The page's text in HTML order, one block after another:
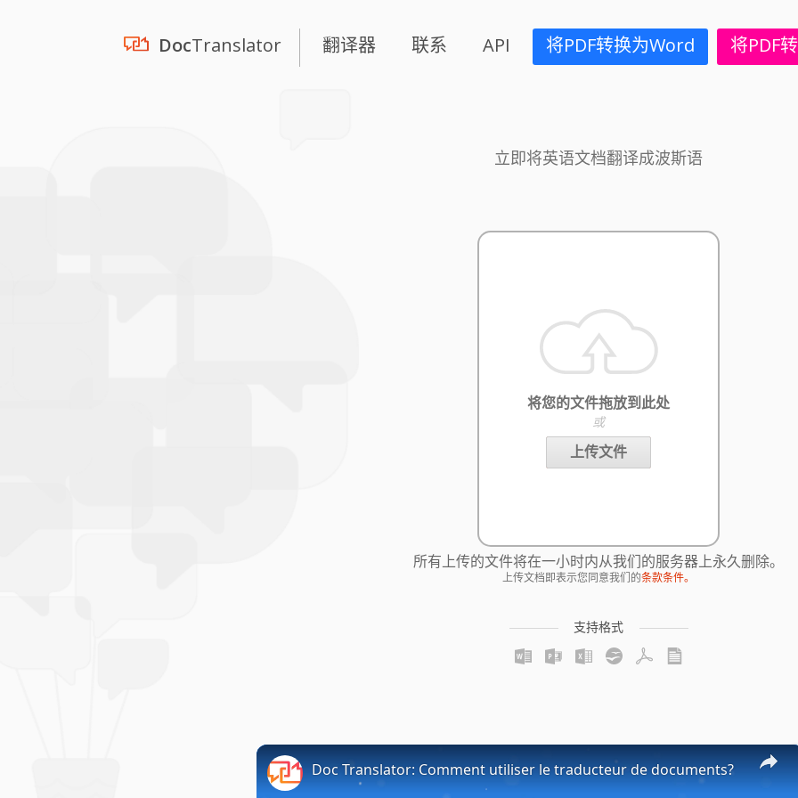
DocTranslator 翻译器 联系 API 将PDF转换为Word 将PDF
立即将英语文档翻译成波斯语
将您的文件拖放到此处
或
上传文件
所有上传的文件将在一小时内从我们的服务器上永久删除。
上传文档即表示您同意我们的条款条件。
支持格式
×
Doc Translator: Comment utiliser le traducteur de documents?